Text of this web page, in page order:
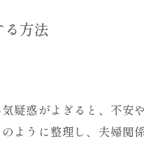
方法
疑惑がよぎると、不安
ように整理し、夫婦関